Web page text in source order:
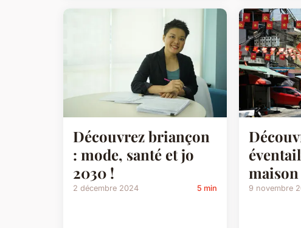
Découvrez briançon
: mode, santé et jo
2030 !
2 décembre 2024 5 min 9 novembre